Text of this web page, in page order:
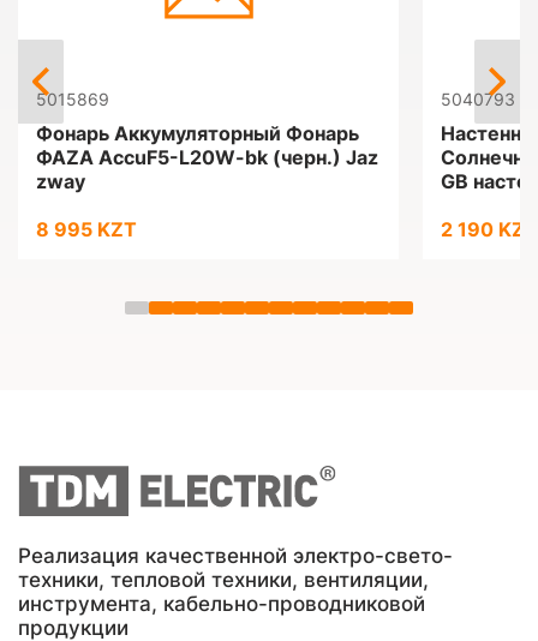
5015869
Фонарь Аккумуляторный Фонарь
ФАZА AccuF5-L20W-bk (черн.) Jaz
zway
8 995 KZT
5040793
Солнечн.
GB
2 190 KZT
Реализация качественной электро-свето-
техники, тепловой техники, вентиляции,
инструмента, кабельно-проводниковой
продукции